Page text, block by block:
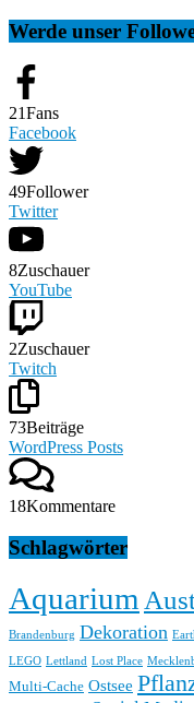
Werde unser
21Fans
Facebook
49Follower
Twitter
8Zuschauer
YouTube
2Zuschauer
Twitch
73Beiträge
WordPress Posts
18Kommentare
Schlagwörter
Aquarium
Brandenburg Dekoration
LEGO Lettland Lost Place
Multi-Cache Ostsee